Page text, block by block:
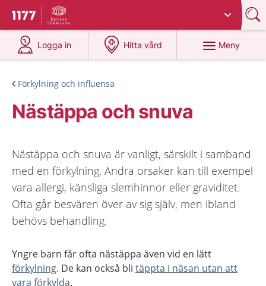
Till startsidan för 1177
Du har valt region
Logga in
på 1177.se
Hitta vård
på 1177.se
Meny
Förkylning och influensa
Nästäppa och snuva
Nästäppa och snuva är vanligt, särskilt i samband
med en förkylning. Andra orsaker kan till exempel
vara allergi, känsliga slemhinnor eller graviditet.
Ofta går besvären över av sig själv, men ibland
behövs behandling.
Yngre barn får ofta nästäppa även vid en lätt
förkylning. De kan också bli täppta i näsan utan att
vara förkylda.